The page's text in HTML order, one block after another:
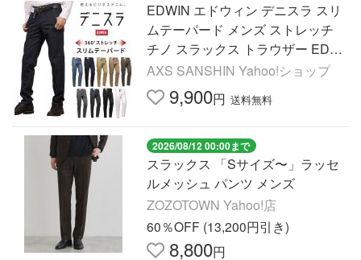
EDWIN エドウィン デニスラ スリ
ムテーパード メンズ ストレッチ
チノ スラックス トラウザー EDB1
02 エドウイン ビジネスカジュアル
AXS SANSHIN Yahoo!ショップ
9,900円 送料無料
2026/08/12 00:00まで
スラックス 「Sサイズ〜」ラッセ
ルメッシュ パンツ メンズ
ZOZOTOWN Yahoo!店
60％OFF (13,200円引き)
8,800円